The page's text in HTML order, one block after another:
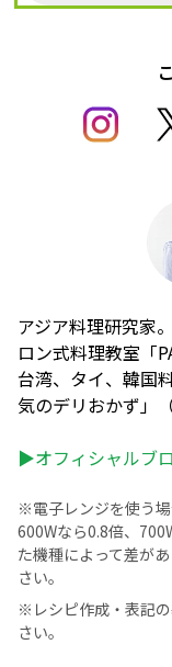
アジア料理研究家
ロン式料理教室「
台湾、タイ、韓国
気のデリおかず」（
▶オフィシャルブ
※電子レンジを使う場
600Wなら0.8倍、
た機種によって差が
さい。
※レシピ作成・表記の
さい。